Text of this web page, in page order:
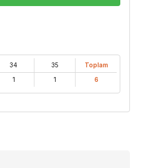
34
1
35
1
Toplam
6